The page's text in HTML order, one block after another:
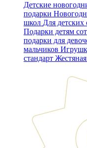
Детские
подарки
школ Для детских
Подарки детям
подарки для
мальчиков
стандарт Жестяная